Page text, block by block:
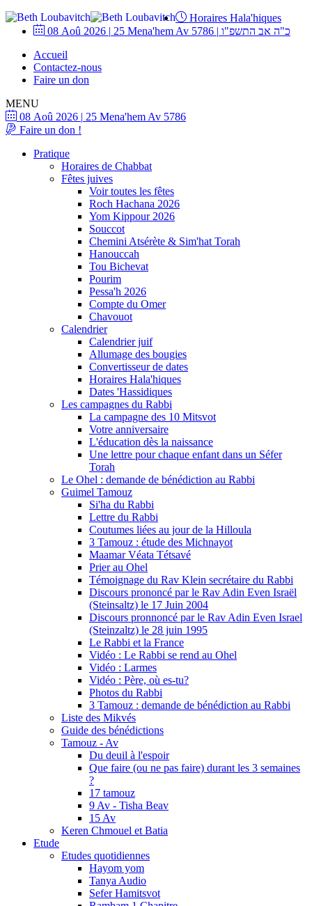
Horaires Hala'hiques
08 Aoû 2026 | 25 Mena'hem Av 5786 | כ"ה אב התשפ"ו
Accueil
Contactez-nous
Faire un don
MENU
08 Aoû 2026 | 25 Mena'hem Av 5786
Faire un don !
Pratique
Horaires de Chabbat
Fêtes juives
Voir toutes les fêtes
Roch Hachana 2026
Yom Kippour 2026
Souccot
Chemini Atsérète & Sim'hat Torah
Hanouccah
Tou Bichevat
Pourim
Pessa'h 2026
Compte du Omer
Chavouot
Calendrier
Calendrier juif
Allumage des bougies
Convertisseur de dates
Horaires Hala'hiques
Dates 'Hassidiques
Les campagnes du Rabbi
La campagne des 10 Mitsvot
Votre anniversaire
L'éducation dès la naissance
Une lettre pour chaque enfant dans un Séfer
Torah
Le Ohel : demande de bénédiction au Rabbi
Guimel Tamouz
Si'ha du Rabbi
Lettre du Rabbi
Coutumes liées au jour de la Hilloula
3 Tamouz : étude des Michnayot
Maamar Véata Tétsavé
Prier au Ohel
Témoignage du Rav Klein secrétaire du Rabbi
Discours prononcé par le Rav Adin Even Israël
(Steinsaltz) le 17 Juin 2004
Discours pronnoncé par le Rav Adin Even Israel
(Steinzaltz) le 28 juin 1995
Le Rabbi et la France
Vidéo : Le Rabbi se rend au Ohel
Vidéo : Larmes
Vidéo : Père, où es-tu?
Photos du Rabbi
3 Tamouz : demande de bénédiction au Rabbi
Liste des Mikvés
Guide des bénédictions
Tamouz - Av
Du deuil à l'espoir
Que faire (ou ne pas faire) durant les 3 semaines
?
17 tamouz
9 Av - Tisha Beav
15 Av
Keren Chmouel et Batia
Etude
Etudes quotidiennes
Hayom yom
Tanya Audio
Sefer Hamitsvot